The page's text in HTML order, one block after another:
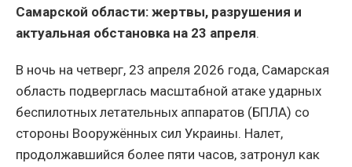
Самарской области: жертвы, разрушения и
актуальная обстановка на 23 апреля.
В ночь на четверг, 23 апреля 2026 года, Самарская
область подверглась масштабной атаке ударных
беспилотных летательных аппаратов (БПЛА) со
стороны Вооружённых сил Украины. Налет,
продолжавшийся более пяти часов, затронул как